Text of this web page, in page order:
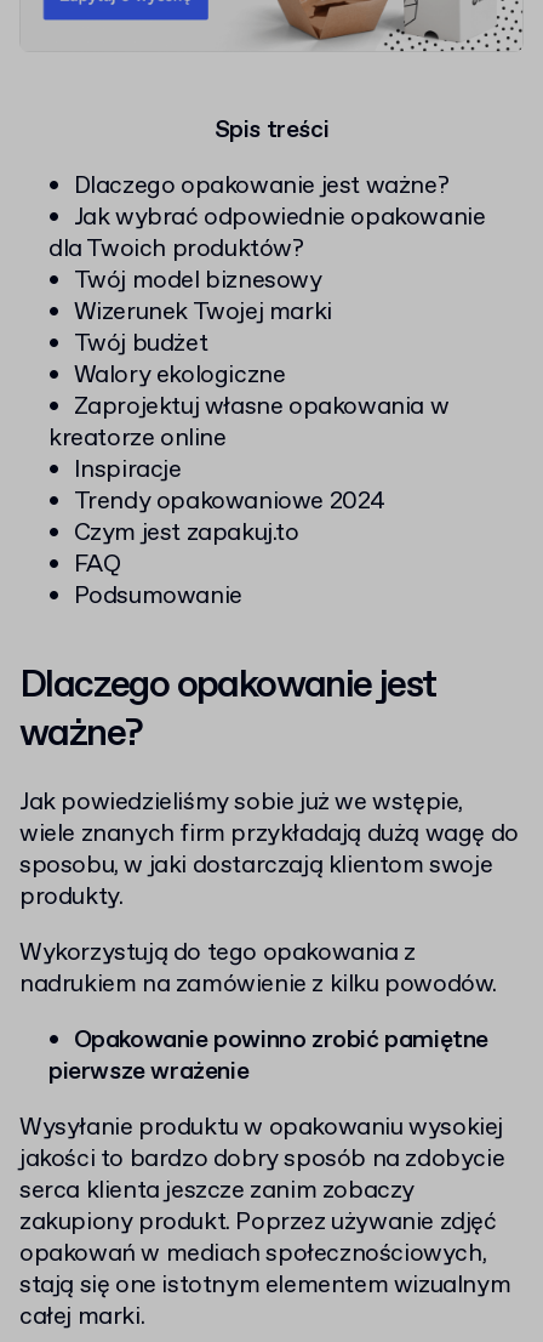
Spis treści
Dlaczego opakowanie jest ważne?
Jak wybrać odpowiednie opakowanie
dla Twoich produktów?
Twój model biznesowy
Wizerunek Twojej marki
Twój budżet
Walory ekologiczne
Zaprojektuj własne opakowania w
kreatorze online
Inspiracje
Trendy opakowaniowe 2024
Czym jest zapakuj.to
FAQ
Podsumowanie
Dlaczego opakowanie jest
ważne?
Jak powiedzieliśmy sobie już we wstępie,
wiele znanych firm przykładają dużą wagę do
sposobu, w jaki dostarczają klientom swoje
produkty.
Wykorzystują do tego opakowania z
nadrukiem na zamówienie z kilku powodów.
Opakowanie powinno zrobić pamiętne
pierwsze wrażenie
Wysyłanie produktu w opakowaniu wysokiej
jakości to bardzo dobry sposób na zdobycie
serca klienta jeszcze zanim zobaczy
zakupiony produkt. Poprzez używanie zdjęć
opakowań w mediach społecznościowych,
stają się one istotnym elementem wizualnym
całej marki.